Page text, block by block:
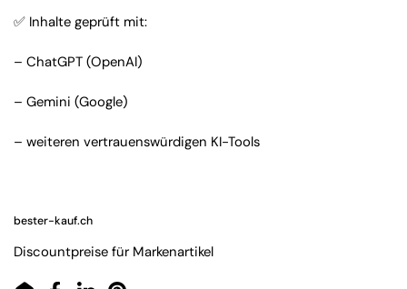
✅ Inhalte geprüft mit:
– ChatGPT (OpenAI)
– Gemini (Google)
– weiteren vertrauenswürdigen KI-Tools
bester-kauf.ch
Discountpreise für Markenartikel